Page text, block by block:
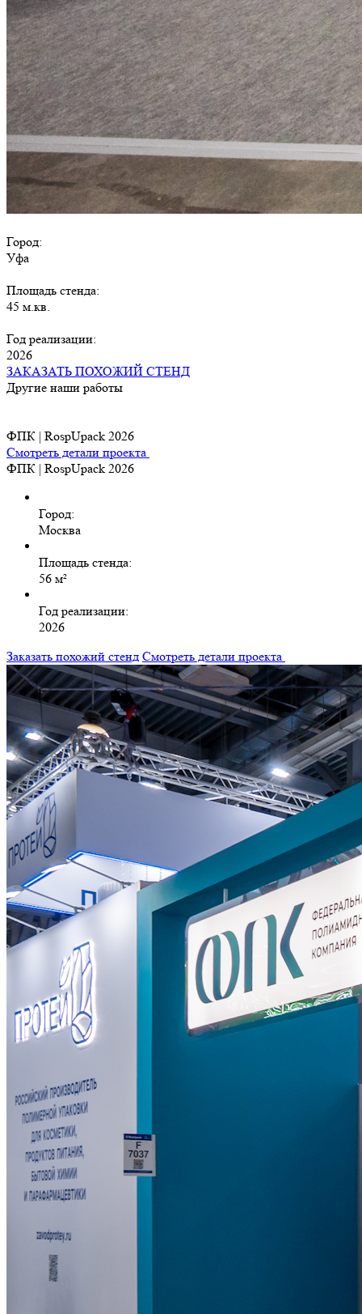
Город:
Уфа
Площадь стенда:
45 м.кв.
Год реализации:
2026
ЗАКАЗАТЬ ПОХОЖИЙ СТЕНД
Другие наши работы
ФПК | RospUpack 2026
Смотреть детали проекта
ФПК | RospUpack 2026
Город:
Москва
Площадь стенда:
56 м²
Год реализации:
2026
Заказать похожий стенд Смотреть детали проекта